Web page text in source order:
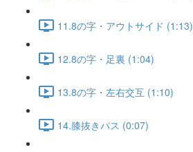
11.8の字・アウトサイド (1:13)
12.8の字・足裏 (1:04)
13.8の字・左右交互 (1:10)
14.膝抜きパス (0:07)